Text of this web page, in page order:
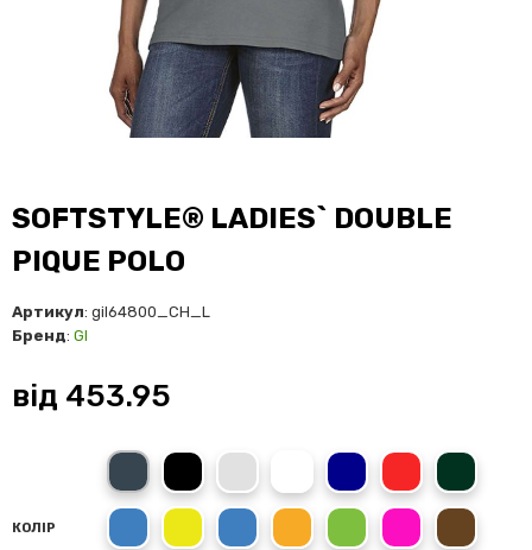
SOFTSTYLE® LADIES` DOUBLE
PIQUE POLO
Артикул: gil64800_CH_L
Бренд: GI
від 453.95
КОЛІР
CharcoalBlack Sport Grey Navy Red Forest Green
Royal BlueDaisy SapphireOrange Irish GreenHeliconiaDark